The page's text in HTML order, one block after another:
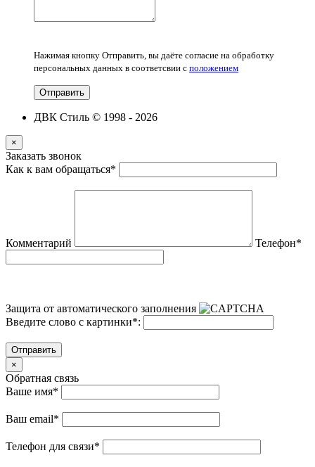
Нажимая кнопку Отправить, вы даёте согласие на обработку
персональных данных в соответсвии с положением
Отправить
ДВК Стиль © 1998 - 2026
×
Заказать звонок
Как к вам обращаться*
Комментарий Телефон*
Защита от автоматического заполнения
Введите слово с картинки*:
Отправить
×
Обратная связь
Ваше имя*
Ваш email*
Телефон для связи*